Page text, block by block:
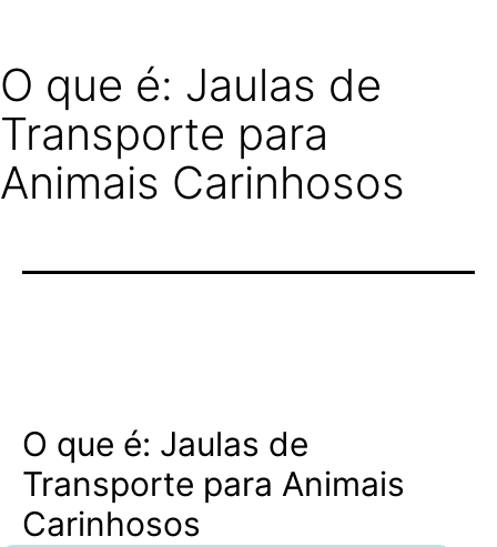
O que é: Jaulas de
Transporte para
Animais Carinhosos
O que é: Jaulas de
Transporte para Animais
Carinhosos